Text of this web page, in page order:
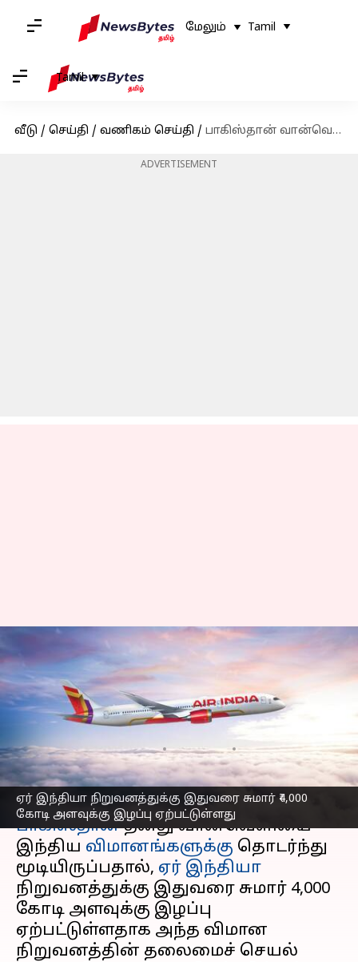
மேலும் Tamil
Tamil
வீடு / செய்தி / வணிகம் செய்தி / பாகிஸ்தான் வான்வெளி மூடலால் ஏர் இந்தியாவுக்கு ₹4,000 கோடி இழப்பு: CEO தகவல்
ADVERTISEMENT
ஏர் இந்தியா நிறுவனத்துக்கு இதுவரை சுமார் ₹4,000
கோடி அளவுக்கு இழப்பு ஏற்பட்டுள்ளது
பாகிஸ்தான் வான்வெளி
மூடலால் ஏர்
இந்தியாவுக்கு ₹4,000 கோடி
இழப்பு: CEO தகவல்
எழுதியவர் Venkatalakshmi V Oct 29, 2025 02:56 pm
செய்தி முன்னோட்டம்
பாகிஸ்தான்தனது வான்வெளியை
இந்திய விமானங்களுக்கு தொடர்ந்து
மூடியிருப்பதால், ஏர் இந்தியா
நிறுவனத்துக்கு இதுவரை சுமார் ₹4,000
கோடி அளவுக்கு இழப்பு
ஏற்பட்டுள்ளதாக அந்த விமான
நிறுவனத்தின் தலைமைச் செயல்